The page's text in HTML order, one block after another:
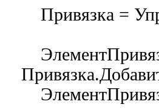
Привязка =